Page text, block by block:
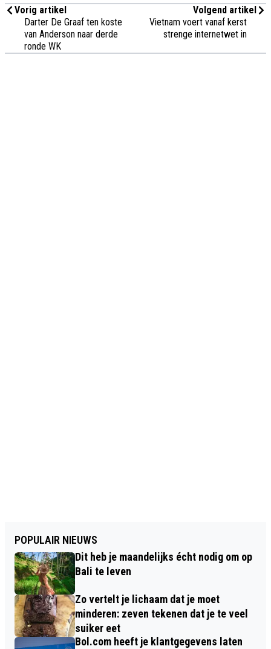
Vorig artikel
Darter De Graaf ten koste
van Anderson naar derde
ronde WK
Volgend artikel
Vietnam voert vanaf kerst
strenge internetwet in
POPULAIR NIEUWS
Dit heb je maandelijks écht nodig om op
Bali te leven
Zo vertelt je lichaam dat je moet
minderen: zeven tekenen dat je te veel
suiker eet
Bol.com heeft je klantgegevens laten